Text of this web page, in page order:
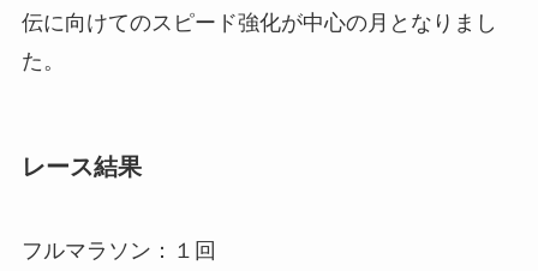
伝に向けてのスピード強化が中心の月となりまし
た。
レース結果
フルマラソン：１回